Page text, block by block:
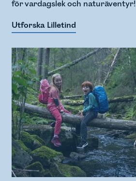
för vardagslek och naturäventyr!
Utforska Lilletind